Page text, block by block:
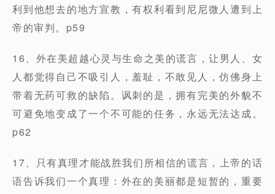
利到他想去的地方宣教，有权利看到尼尼微人遭到上
帝的审判。p59
16、外在美超越心灵与生命之美的谎言，让男人、女
人都觉得自己不吸引人，羞耻，不敢见人，仿佛身上
带着无药可救的缺陷。讽刺的是，拥有完美的外貌不
可避免地变成了一个不可能的任务，永远无法达成。
p62
17、只有真理才能战胜我们所相信的谎言，上帝的话
语告诉我们一个真理：外在的美丽都是短暂的，重要